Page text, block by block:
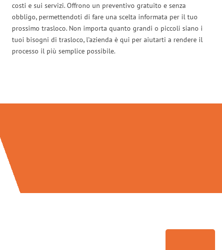
costi e sui servizi. Offrono un preventivo gratuito e senza
obbligo, permettendoti di fare una scelta informata per il tuo
prossimo trasloco. Non importa quanto grandi o piccoli siano i
tuoi bisogni di trasloco, l’azienda è qui per aiutarti a rendere il
processo il più semplice possibile.